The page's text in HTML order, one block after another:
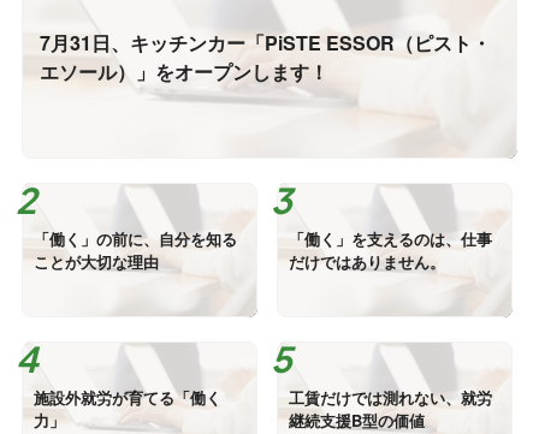
7月31日、キッチンカー「PiSTE ESSOR（ピスト・
エソール）」をオープンします！
「働く」の前に、自分を知る
ことが大切な理由
「働く」を支えるのは、仕事
だけではありません。
施設外就労が育てる「働く
力」
工賃だけでは測れない、就労
継続支援B型の価値